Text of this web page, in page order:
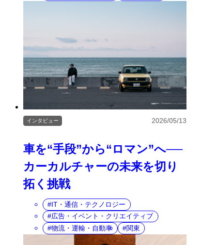
車を“手段”から“ロマン”へ──
カーカルチャーの未来を切り
拓く挑戦
インタビュー 2026/05/13
IT・通信・テクノロジー
広告・イベント・クリエイティブ
物流・運輸・自動車
関東